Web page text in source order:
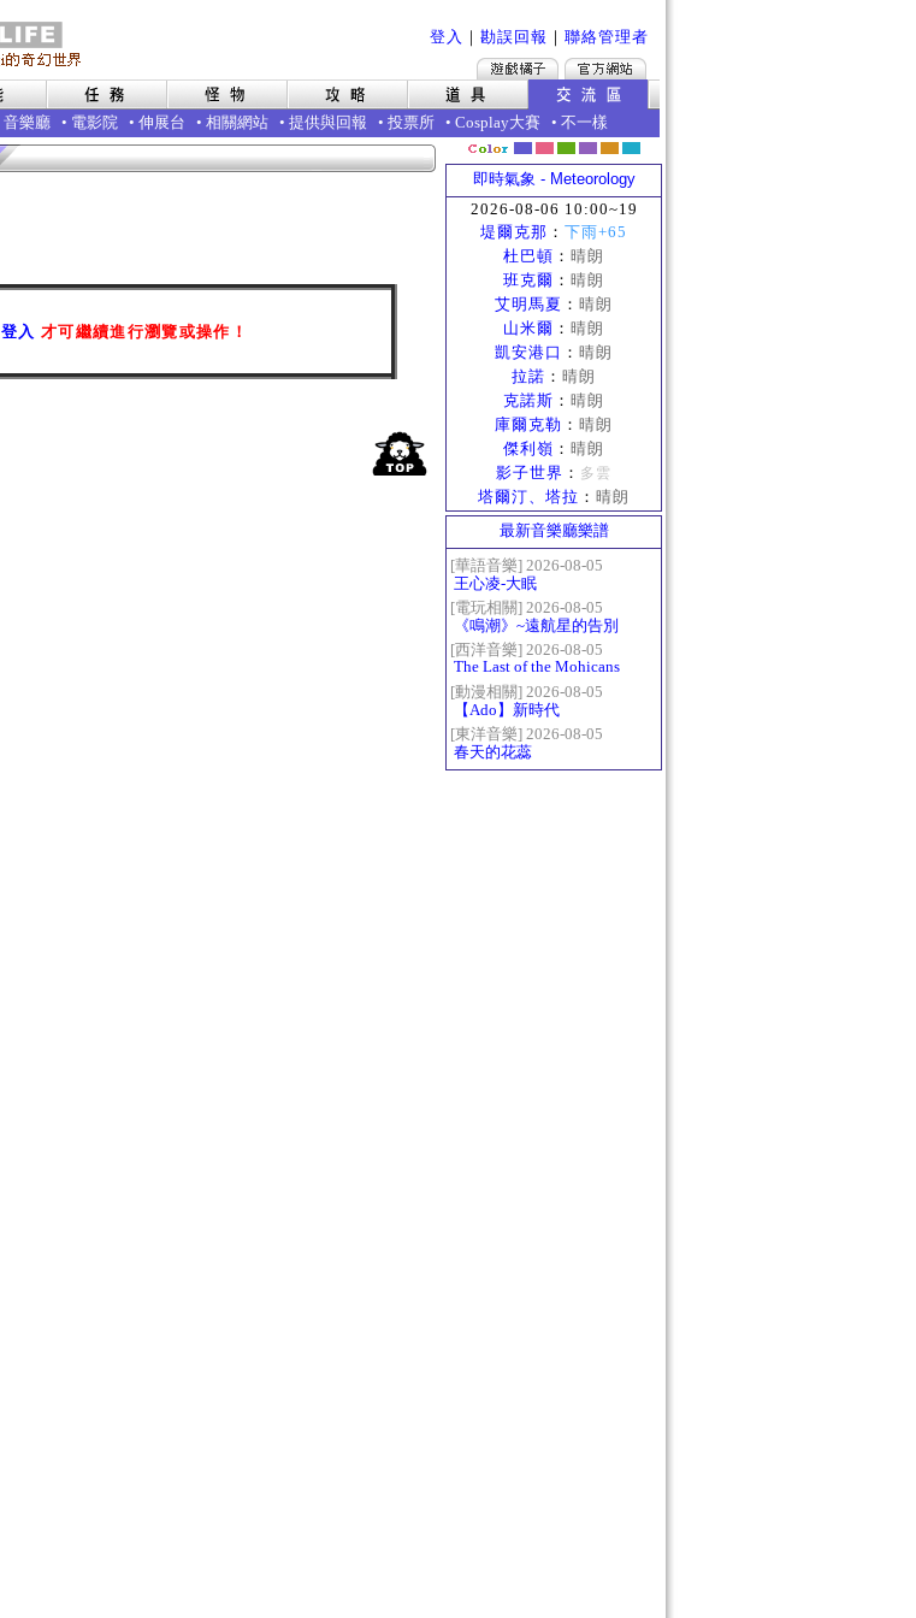
登入 ｜ 勘誤回報 ｜ 聯絡管理者
音樂廳 • 電影院 • 伸展台 • 相關網站 • 提供與回報 • 投票所 • Cosplay大賽 • 不一樣
登入 才可繼續進行瀏覽或操作！
即時氣象 - Meteorology
2026-08-06 10:00~19
堤爾克那 ： 下雨+65
杜巴頓 ： 晴朗
班克爾 ： 晴朗
艾明馬夏 ： 晴朗
山米爾 ： 晴朗
凱安港口 ： 晴朗
拉諾 ： 晴朗
克諾斯 ： 晴朗
庫爾克勒 ： 晴朗
傑利嶺 ： 晴朗
影子世界 ： 多雲
塔爾汀、塔拉 ： 晴朗
最新音樂廳樂譜
[華語音樂] 2026-08-05
王心凌-大眠
[電玩相關] 2026-08-05
《鳴潮》~遠航星的告別
[西洋音樂] 2026-08-05
The Last of the Mohicans
最後的莫西乾人
[動漫相關] 2026-08-05
【Ado】新時代
[東洋音樂] 2026-08-05
春天的花蕊